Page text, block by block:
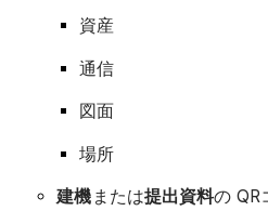
資産
通信
図面
場所
建機 または提出資料の QR